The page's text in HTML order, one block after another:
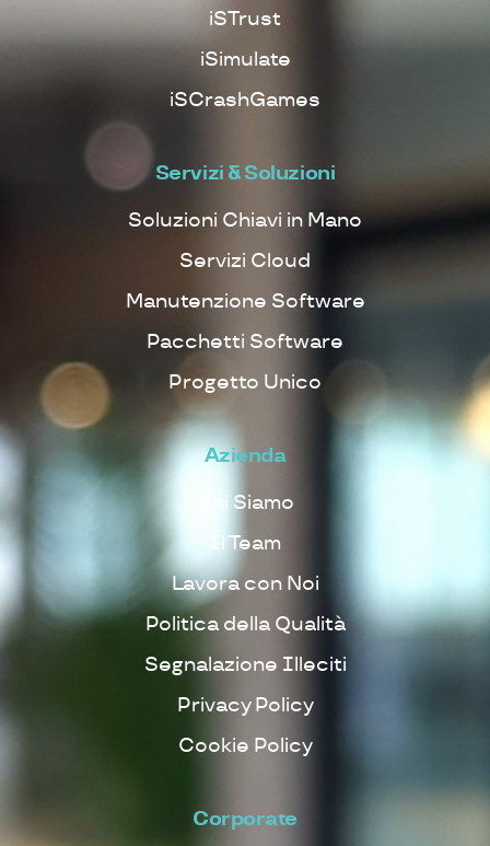
iSTrust
iSimulate
iSCrashGames
Servizi & Soluzioni
Soluzioni Chiavi in Mano
Servizi Cloud
Manutenzione Software
Pacchetti Software
Progetto Unico
Azienda
Chi Siamo
Il Team
Lavora con Noi
Politica della Qualità
Segnalazione Illeciti
Privacy Policy
Cookie Policy
Corporate